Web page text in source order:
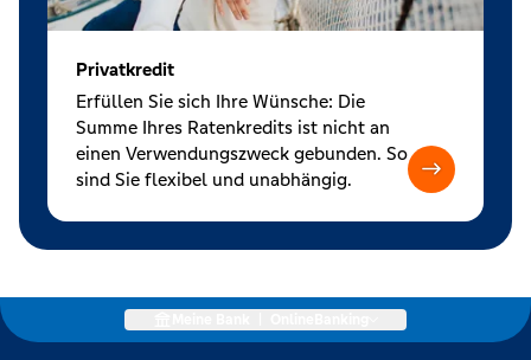
Privatkredit
Erfüllen Sie sich Ihre Wünsche: Die
Summe Ihres Ratenkredits ist nicht an
einen Verwendungszweck gebunden. So
sind Sie flexibel und unabhängig.